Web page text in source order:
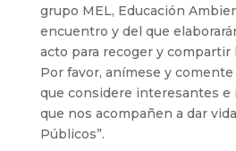
grupo MEL, Educación
encuentro y del que
acto para recoger y compartir
Por favor, anímese y
que considere interesantes e
que nos acompañen a dar
Públicos”.